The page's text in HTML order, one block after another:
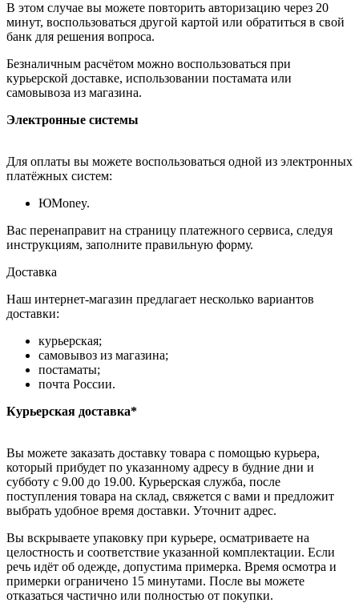
В этом случае вы можете повторить авторизацию через 20
минут, воспользоваться другой картой или обратиться в свой
банк для решения вопроса.
Безналичным расчётом можно воспользоваться при
курьерской доставке, использовании постамата или
самовывоза из магазина.
Электронные системы
Для оплаты вы можете воспользоваться одной из электронных
платёжных систем:
ЮMoney.
Вас перенаправит на страницу платежного сервиса, следуя
инструкциям, заполните правильную форму.
Доставка
Наш интернет-магазин предлагает несколько вариантов
доставки:
курьерская;
самовывоз из магазина;
постаматы;
почта России.
Курьерская доставка*
Вы можете заказать доставку товара с помощью курьера,
который прибудет по указанному адресу в будние дни и
субботу с 9.00 до 19.00. Курьерская служба, после
поступления товара на склад, свяжется с вами и предложит
выбрать удобное время доставки. Уточнит адрес.
Вы вскрываете упаковку при курьере, осматриваете на
целостность и соответствие указанной комплектации. Если
речь идёт об одежде, допустима примерка. Время осмотра и
примерки ограничено 15 минутами. После вы можете
отказаться частично или полностью от покупки.